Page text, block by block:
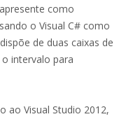
como
o Visual C# como
de duas caixas de
intervalo para
ao Visual Studio 2012,